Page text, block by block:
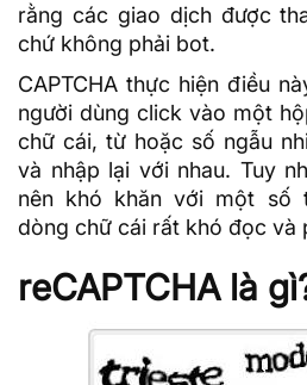
rằng các giao dịch được
chứ không phải bot.
CAPTCHA thực hiện điều
người dùng click vào một
chữ cái, từ hoặc số ngẫu
và nhập lại với nhau. Tuy
nên khó khăn với một số
dòng chữ cái rất khó đọc và
reCAPTCHA là